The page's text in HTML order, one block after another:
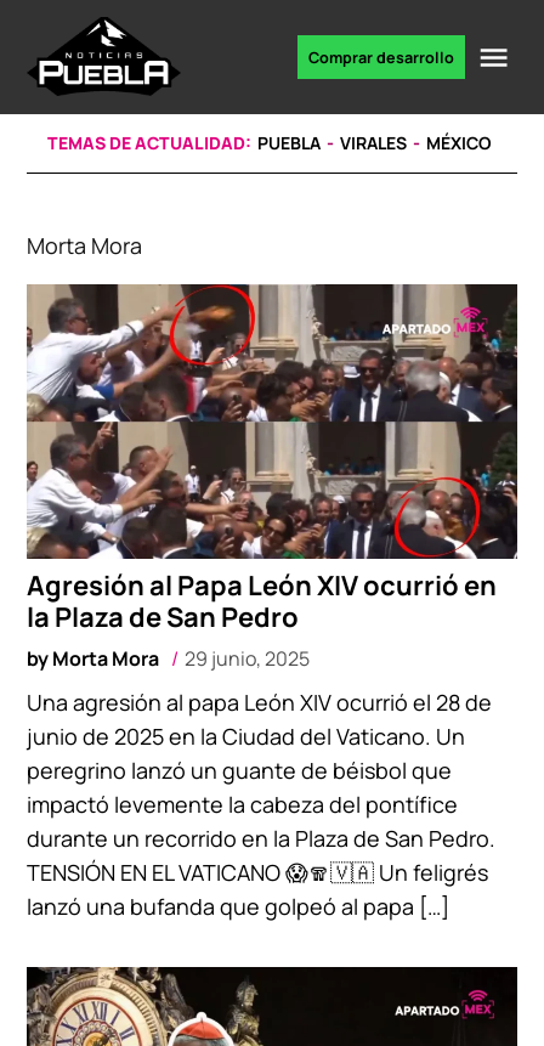
content
noticias
Comprar desarrollo
TEMAS DE ACTUALIDAD: PUEBLA VIRALES MÉXICO
Morta Mora
Agresión al Papa León XIV ocurrió en
la Plaza de San Pedro
byMorta Mora 29 junio, 2025
Una agresión al papa León XIV ocurrió el 28 de
junio de 2025 en la Ciudad del Vaticano. Un
peregrino lanzó un guante de béisbol que
impactó levemente la cabeza del pontífice
durante un recorrido en la Plaza de San Pedro.
TENSIÓN EN EL VATICANO 😱🧣🇻🇦 Un feligrés
lanzó una bufanda que golpeó al papa […]